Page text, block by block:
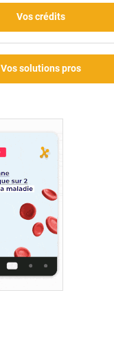
Vos crédits
Vos solutions pros